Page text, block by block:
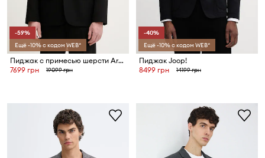
-59%
Ещё -10% с кодом WEB*
Пиджак с примесью шерсти Armani Exchange
7699 грн
19099 грн
-40%
Ещё -10% с кодом WEB*
Пиджак Joop!
8499 грн
14199 грн